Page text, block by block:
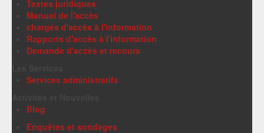
Textes juridiques
Manuel de l'accès
chargés d'accès à l'information
Rapports d'accès à l'information
Demande d'accès et recours
Services administratifs
Blog
Enquêtes et sondages